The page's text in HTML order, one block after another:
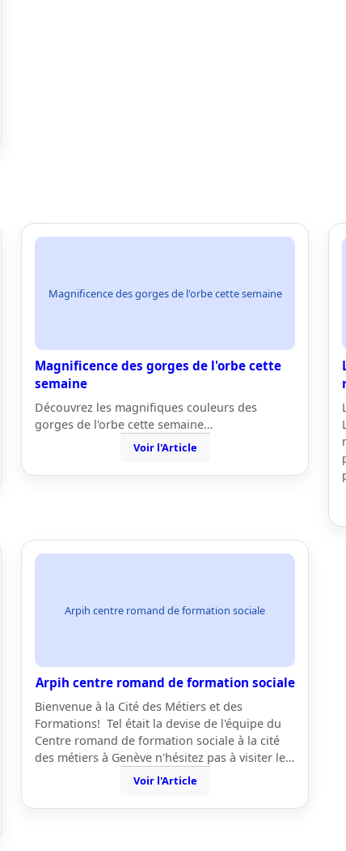
Magnificence des gorges de l'orbe cette semaine
Magnificence des gorges de l'orbe cette
semaine
Découvrez les magnifiques couleurs des
gorges de l'orbe cette semaine…
Voir l'Article
Arpih centre romand de formation sociale
Arpih centre romand de formation sociale
Bienvenue à la Cité des Métiers et des
Formations! Tel était la devise de l'équipe du
Centre romand de formation sociale à la cité
des métiers à Genève n'hésitez pas à visiter le…
Voir l'Article